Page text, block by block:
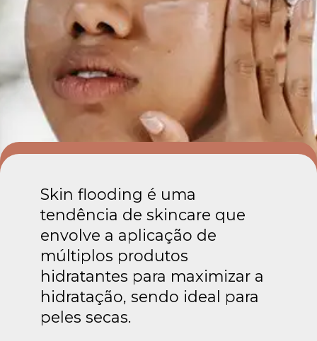
Skin flooding é uma
tendência de skincare que
envolve a aplicação de
múltiplos produtos
hidratantes para maximizar a
hidratação, sendo ideal para
peles secas.